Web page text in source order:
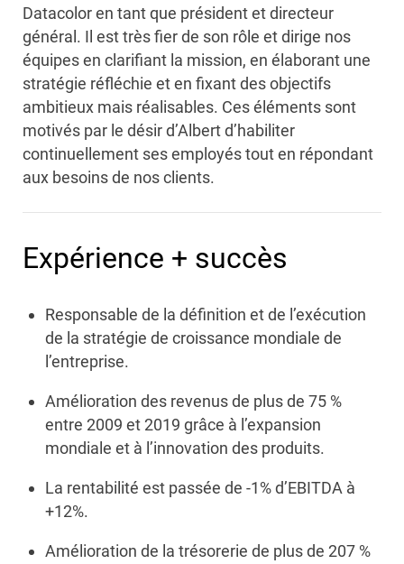
Datacolor en tant que président et directeur
général. Il est très fier de son rôle et dirige nos
équipes en clarifiant la mission, en élaborant une
stratégie réfléchie et en fixant des objectifs
ambitieux mais réalisables. Ces éléments sont
motivés par le désir d’Albert d’habiliter
continuellement ses employés tout en répondant
aux besoins de nos clients.
Expérience + succès
Responsable de la définition et de l’exécution
de la stratégie de croissance mondiale de
l’entreprise.
Amélioration des revenus de plus de 75 %
entre 2009 et 2019 grâce à l’expansion
mondiale et à l’innovation des produits.
La rentabilité est passée de -1% d’EBITDA à
+12%.
Amélioration de la trésorerie de plus de 207 %